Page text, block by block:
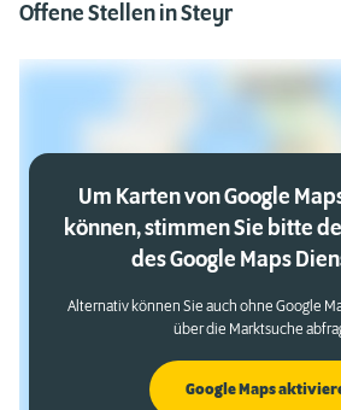
Offene Stellen in Steyr
Um Karten von Google
können, stimmen Sie bitte
des Google Maps
Alternativ können Sie auch ohne Google
über die Marktsuche
Google Maps